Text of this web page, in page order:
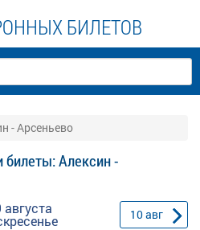
БИЛЕТОВ
- Арсеньево
билеты: Алексин -
августа 10авг